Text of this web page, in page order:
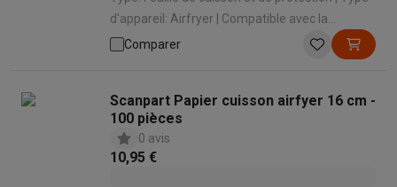
d'appareil: Airfryer | Compatible avec la
marque: Universel
Comparer
Scanpart Papier cuisson airfyer 16 cm -
100 pièces
0 avis
10,95 €